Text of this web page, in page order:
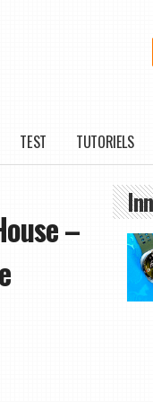
TEST TUTORIELS
–